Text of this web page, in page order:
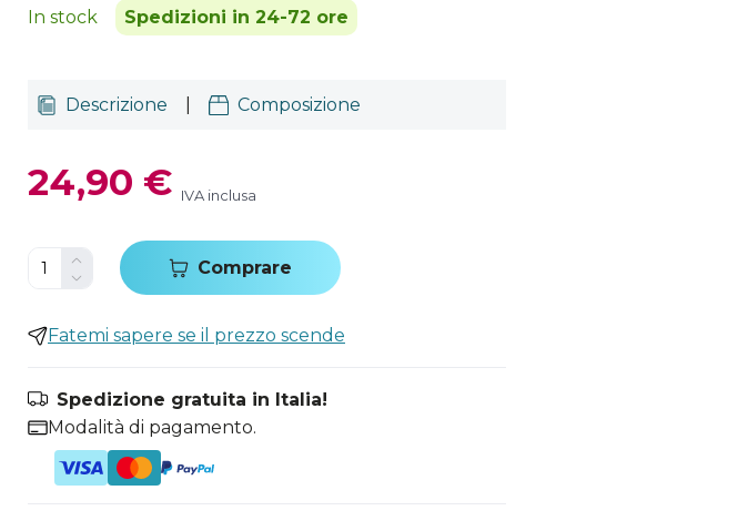
In stock Spedizioni in 24-72 ore
Descrizione Composizione
24,90 € IVA inclusa
Comprare
Fatemi sapere se il prezzo scende
Spedizione gratuita in Italia!
Modalità di pagamento.